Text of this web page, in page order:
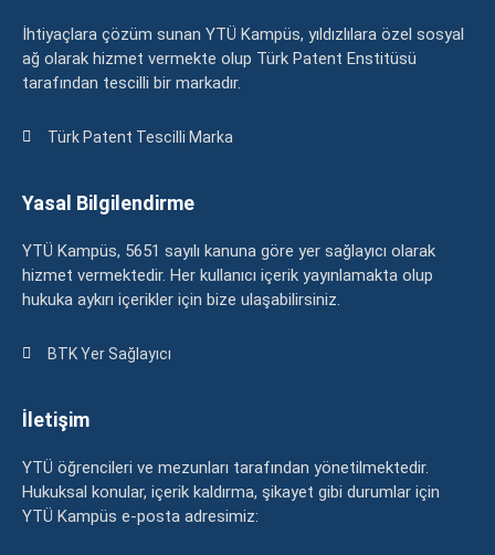
İhtiyaçlara çözüm sunan YTÜ Kampüs, yıldızlılara özel sosyal
ağ olarak hizmet vermekte olup Türk Patent Enstitüsü
tarafından tescilli bir markadır.
Türk Patent Tescilli Marka
Yasal Bilgilendirme
YTÜ Kampüs, 5651 sayılı kanuna göre yer sağlayıcı olarak
hizmet vermektedir. Her kullanıcı içerik yayınlamakta olup
hukuka aykırı içerikler için bize ulaşabilirsiniz.
BTK Yer Sağlayıcı
İletişim
YTÜ öğrencileri ve mezunları tarafından yönetilmektedir.
Hukuksal konular, içerik kaldırma, şikayet gibi durumlar için
YTÜ Kampüs e-posta adresimiz: